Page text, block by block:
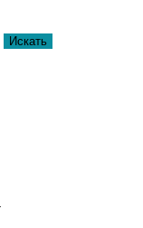
Искать